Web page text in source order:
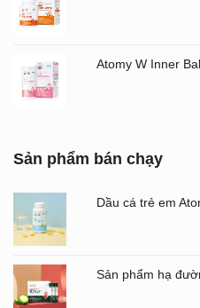
Sản phẩm bán chạy
Dầu cá trẻ em